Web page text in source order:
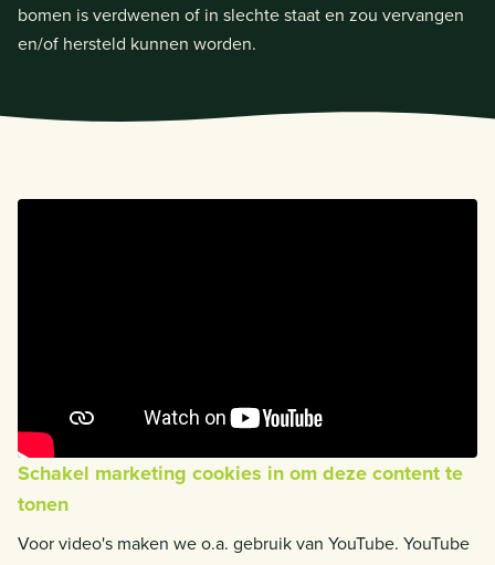
bomen is verdwenen of in slechte staat en zou vervangen
en/of hersteld kunnen worden.
Schakel marketing cookies in om deze content te
tonen
Voor video's maken we o.a. gebruik van YouTube. YouTube